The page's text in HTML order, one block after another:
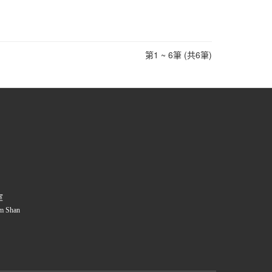
第1 ~ 6筆 (共6筆)
Shan